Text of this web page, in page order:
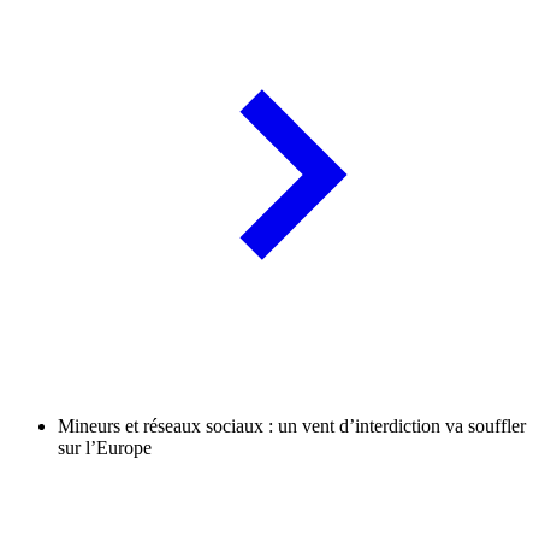
Mineurs et réseaux sociaux : un vent d’interdiction va souffler
sur l’Europe